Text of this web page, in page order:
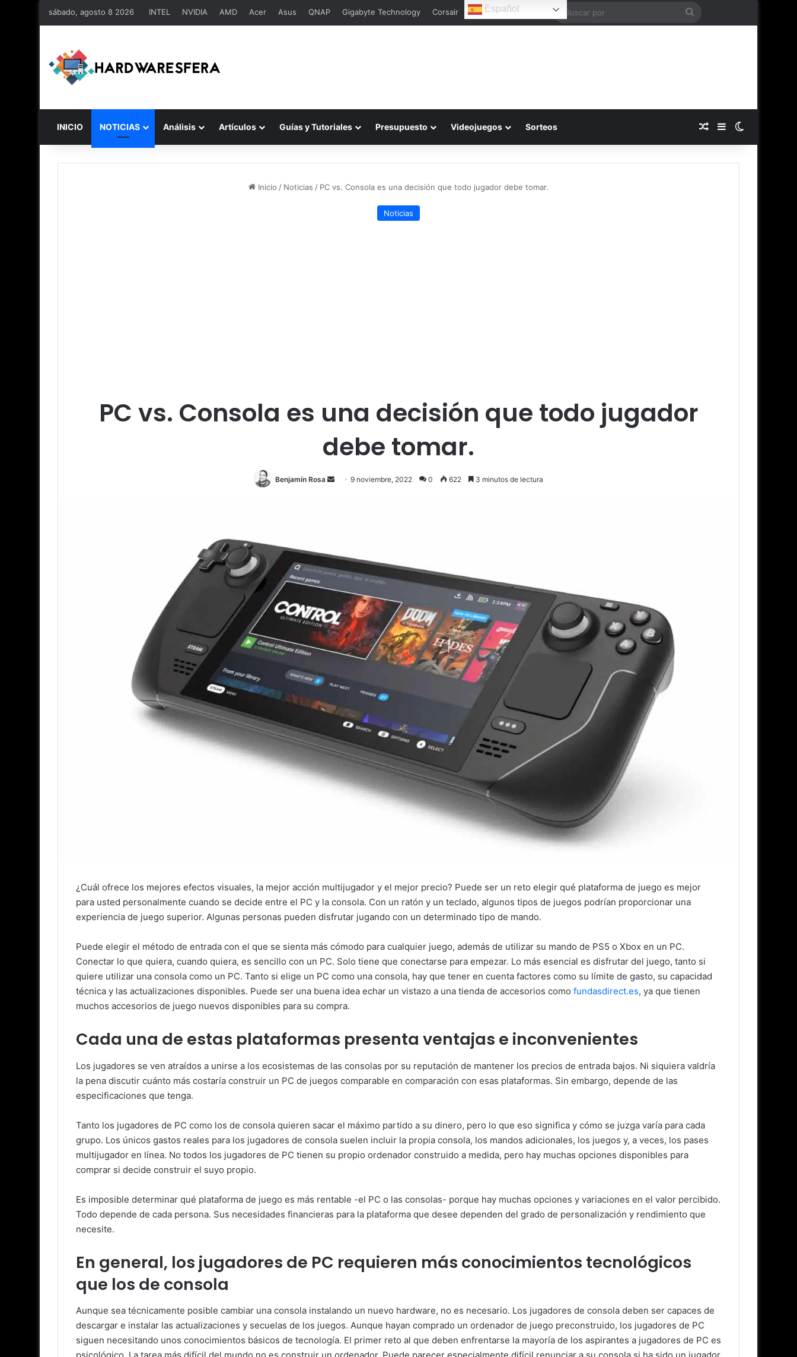
sábado, agosto 8 2026 INTEL NVIDIA AMD Acer Asus QNAP Gigabyte Technology Corsair Español
Buscar
INICIO NOTICIAS Análisis Artículos Guías y Tutoriales Presupuesto Videojuegos Sorteos Publicación al azar
Barra lateral
Inicio / Noticias / PC vs. Consola es una decisión que todo jugador debe tomar.
Noticias
PC vs. Consola es una decisión que todo jugador
debe tomar.
Benjamín Rosa
Send9 noviembre, 2022 0 622 3 minutos de lectura
¿Cuál ofrece los mejores efectos visuales, la mejor acción multijugador y el mejor precio? Puede ser un reto elegir qué plataforma de juego es mejor
para usted personalmente cuando se decide entre el PC y la consola. Con un ratón y un teclado, algunos tipos de juegos podrían proporcionar una
experiencia de juego superior. Algunas personas pueden disfrutar jugando con un determinado tipo de mando.
Puede elegir el método de entrada con el que se sienta más cómodo para cualquier juego, además de utilizar su mando de PS5 o Xbox en un PC.
Conectar lo que quiera, cuando quiera, es sencillo con un PC. Solo tiene que conectarse para empezar. Lo más esencial es disfrutar del juego, tanto si
quiere utilizar una consola como un PC. Tanto si elige un PC como una consola, hay que tener en cuenta factores como su límite de gasto, su capacidad
técnica y las actualizaciones disponibles. Puede ser una buena idea echar un vistazo a una tienda de accesorios como fundasdirect.es, ya que tienen
muchos accesorios de juego nuevos disponibles para su compra.
Cada una de estas plataformas presenta ventajas e inconvenientes
Los jugadores se ven atraídos a unirse a los ecosistemas de las consolas por su reputación de mantener los precios de entrada bajos. Ni siquiera valdría
la pena discutir cuánto más costaría construir un PC de juegos comparable en comparación con esas plataformas. Sin embargo, depende de las
especificaciones que tenga.
Tanto los jugadores de PC como los de consola quieren sacar el máximo partido a su dinero, pero lo que eso significa y cómo se juzga varía para cada
grupo. Los únicos gastos reales para los jugadores de consola suelen incluir la propia consola, los mandos adicionales, los juegos y, a veces, los pases
multijugador en línea. No todos los jugadores de PC tienen su propio ordenador construido a medida, pero hay muchas opciones disponibles para
comprar si decide construir el suyo propio.
Es imposible determinar qué plataforma de juego es más rentable -el PC o las consolas- porque hay muchas opciones y variaciones en el valor percibido.
Todo depende de cada persona. Sus necesidades financieras para la plataforma que desee dependen del grado de personalización y rendimiento que
necesite.
En general, los jugadores de PC requieren más conocimientos tecnológicos
que los de consola
Aunque sea técnicamente posible cambiar una consola instalando un nuevo hardware, no es necesario. Los jugadores de consola deben ser capaces de
descargar e instalar las actualizaciones y secuelas de los juegos. Aunque hayan comprado un ordenador de juego preconstruido, los jugadores de PC
siguen necesitando unos conocimientos básicos de tecnología. El primer reto al que deben enfrentarse la mayoría de los aspirantes a jugadores de PC es